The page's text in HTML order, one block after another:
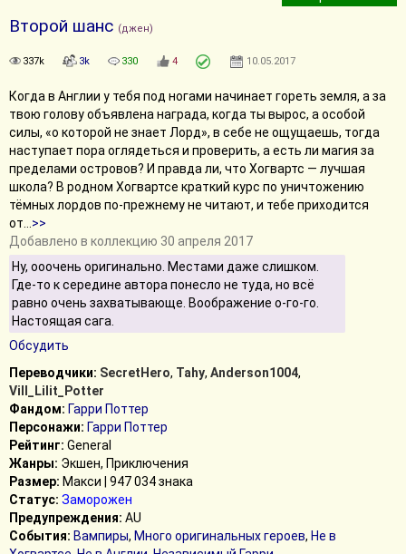
Второй шанс (джен)
337k 3k 330 4 10.05.2017
Когда в Англии у тебя под ногами начинает гореть земля, а за
твою голову объявлена награда, когда ты вырос, а особой
силы, «о которой не знает Лорд», в себе не ощущаешь, тогда
наступает пора оглядеться и проверить, а есть ли магия за
пределами островов? И правда ли, что Хогвартс — лучшая
школа? В родном Хогвартсе краткий курс по уничтожению
тёмных лордов по-прежнему не читают, и тебе приходится
от
>>
Добавлено в коллекцию 30 апреля 2017
Ну, ооочень оригинально. Местами даже слишком.
Где-то к середине автора понесло не туда, но всё
равно очень захватывающе. Воображение о-го-го.
Настоящая сага.
Обсудить
Переводчики: SecretHero, Tahy, Anderson1004,
Vill_Lilit_Potter
Фандом: Гарри Поттер
Персонажи: Гарри Поттер
Рейтинг: General
Жанры: Экшен, Приключения
Размер: Макси | 947 034 знака
Статус: Заморожен
Предупреждения: AU
События: Вампиры, Много оригинальных героев, Не в